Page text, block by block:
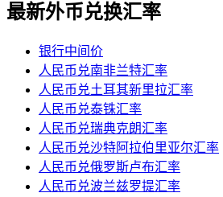
最新外币兑换汇率
银行中间价
人民币兑南非兰特汇率
人民币兑土耳其新里拉汇率
人民币兑泰铢汇率
人民币兑瑞典克朗汇率
人民币兑沙特阿拉伯里亚尔汇率
人民币兑俄罗斯卢布汇率
人民币兑波兰兹罗提汇率